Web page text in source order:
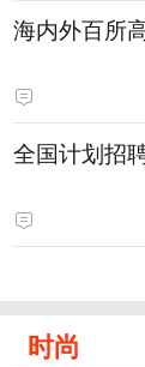
海内外百所
全国计划招
时尚